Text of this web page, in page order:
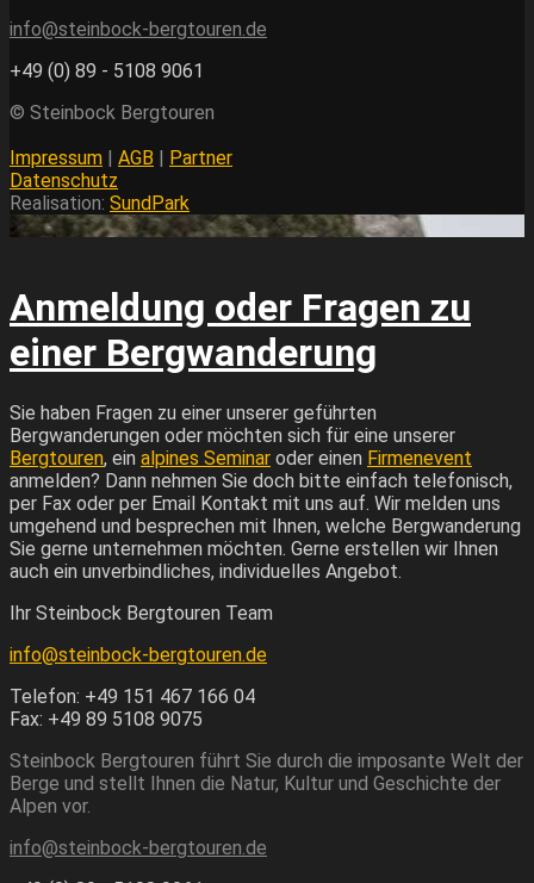
info@steinbock-bergtouren.de
+49 (0) 89 - 5108 9061
© Steinbock Bergtouren
Impressum | AGB | Partner
Datenschutz
Realisation: SundPark
Anmeldung oder Fragen zu
einer Bergwanderung
Sie haben Fragen zu einer unserer geführten
Bergwanderungen oder möchten sich für eine unserer
Bergtouren, ein alpines Seminar oder einen Firmenevent
anmelden? Dann nehmen Sie doch bitte einfach telefonisch,
per Fax oder per Email Kontakt mit uns auf. Wir melden uns
umgehend und besprechen mit Ihnen, welche Bergwanderung
Sie gerne unternehmen möchten. Gerne erstellen wir Ihnen
auch ein unverbindliches, individuelles Angebot.
Ihr Steinbock Bergtouren Team
info@steinbock-bergtouren.de
Telefon: +49 151 467 166 04
Fax: +49 89 5108 9075
Steinbock Bergtouren führt Sie durch die imposante Welt der
Berge und stellt Ihnen die Natur, Kultur und Geschichte der
Alpen vor.
info@steinbock-bergtouren.de